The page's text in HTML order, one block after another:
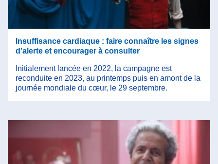
Insuffisance cardiaque : faire connaître les signes
d’alerte et encourager à consulter
Initialement lancée en 2022, la campagne est
reconduite en 2023, au printemps puis en amont de la
journée mondiale du cœur, le 29 septembre.